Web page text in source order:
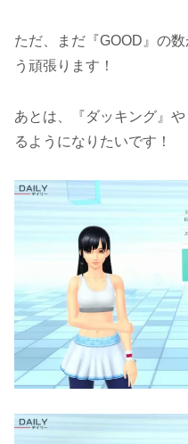
ただ、まだ『GOOD』の
う頑張ります！
あとは、『ダッキング』
るようになりたいです！